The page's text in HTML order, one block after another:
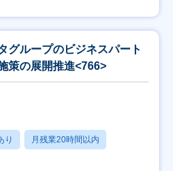
グループのビジネスパート
策の展開推進<766>
り 月残業20時間以内